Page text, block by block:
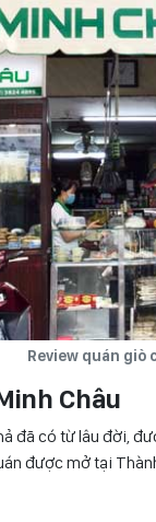
Review quán giò
Châu
đã có từ lâu đời,
được mở tại